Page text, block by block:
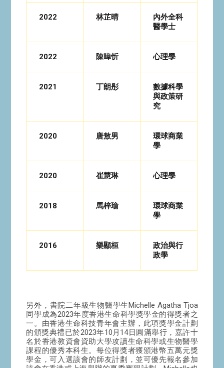
2022 林芷晴
內外全科
醫學士
2022 陳暐忻 心理學
2021 丁朗彤
數據科學
與政策研
究
2020 唐敖男
環球商業
學
2020 崔慧琳 心理學
2018 馬梓瑜
環球商業
學
2016 樂顯桓
政治與行
政學
另外，書院二年級生物醫學生Michelle Agatha Tjoa
同學成為2023年度香港生命科學獎學金的得獎者之
一。由香港生命科技青年會主辦，此項獎學金計劃
的頒獎典禮已於2023年10月14日圓滿舉行，嘉許十
名於香港教資會資助大學攻讀生命科學或生物醫學
課程的優秀本科生。每位得獎者獲頒港幣五萬元獎
學金，可入選該會的師友計劃，並可優先報名參加